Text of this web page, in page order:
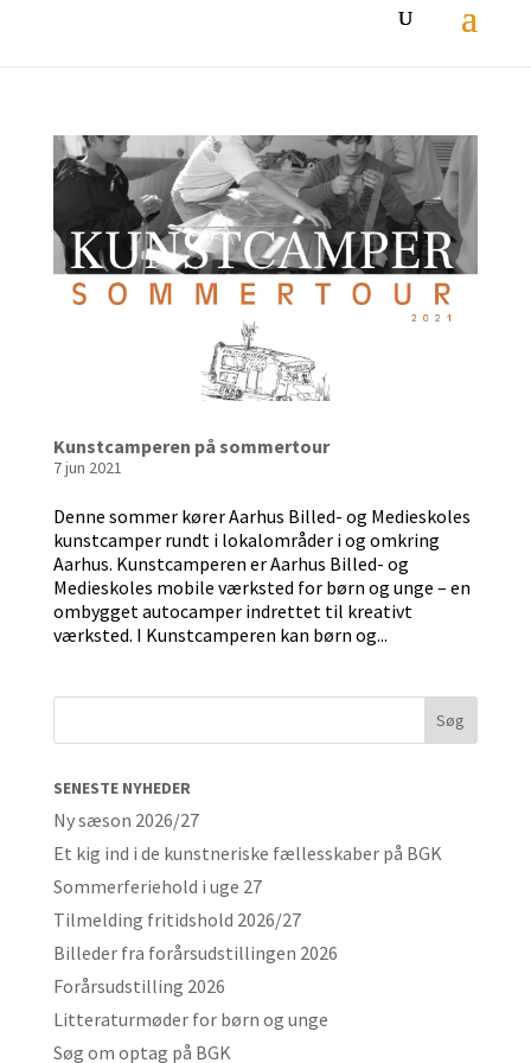
Kunstcamperen på sommertour
7 jun 2021
Denne sommer kører Aarhus Billed- og Medieskoles
kunstcamper rundt i lokalområder i og omkring
Aarhus. Kunstcamperen er Aarhus Billed- og
Medieskoles mobile værksted for børn og unge – en
ombygget autocamper indrettet til kreativt
værksted. I Kunstcamperen kan børn og...
SENESTE NYHEDER
Ny sæson 2026/27
Et kig ind i de kunstneriske fællesskaber på BGK
Sommerferiehold i uge 27
Tilmelding fritidshold 2026/27
Billeder fra forårsudstillingen 2026
Forårsudstilling 2026
Litteraturmøder for børn og unge
Søg om optag på BGK